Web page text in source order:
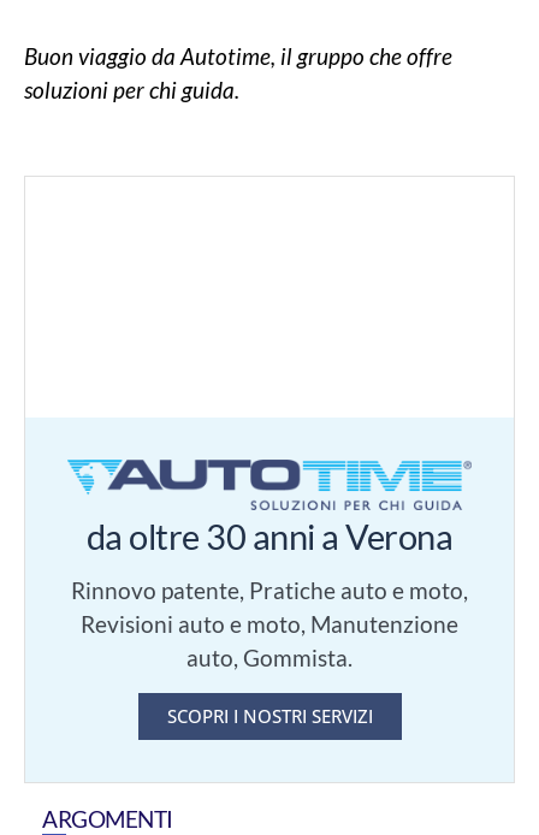
Buon viaggio da Autotime, il gruppo che offre
soluzioni per chi guida.
da oltre 30 anni a Verona
Rinnovo patente, Pratiche auto e moto,
Revisioni auto e moto, Manutenzione
auto, Gommista.
SCOPRI I NOSTRI SERVIZI
ARGOMENTI